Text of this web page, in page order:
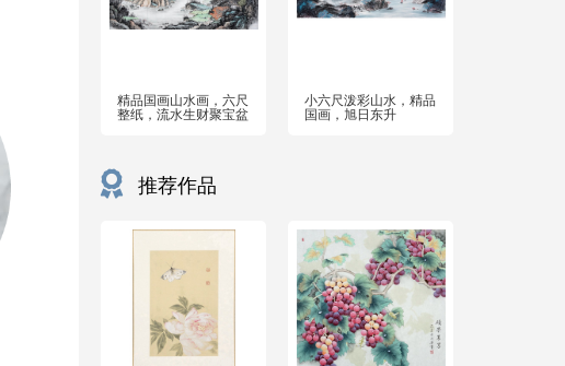
精品国画山水画，六尺
整纸，流水生财聚宝盆
小六尺泼彩山水，精品
国画，旭日东升
推荐作品